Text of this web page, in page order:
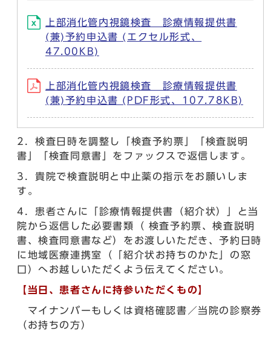
上部消化管内視鏡検査 診療情報提供書
(兼)予約申込書 (エクセル形式、
47.00KB)
上部消化管内視鏡検査 診療情報提供書
(兼)予約申込書 (PDF形式、107.78KB)
2．検査日時を調整し「検査予約票」「検査説明
書」「検査同意書」をファックスで返信します。
3．貴院で検査説明と中止薬の指示をお願いしま
す。
4．患者さんに「診療情報提供書（紹介状）」と当
院から返信した必要書類（ 検査予約票、検査説明
書、検査同意書など）をお渡しいただき、予約日時
に地域医療連携室（「紹介状お持ちのかた」の窓
口）へお越しいただくよう伝えてください。
【当日、患者さんに持参いただくもの】
マイナンバーもしくは資格確認書／当院の診察券
（お持ちの方）